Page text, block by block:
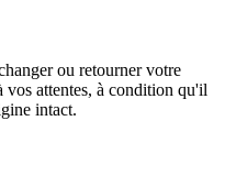
ou retourner votre
vos attentes, à condition qu'il
intact.